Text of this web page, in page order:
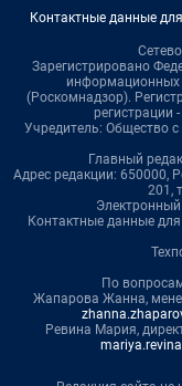
Контактные данные
Зарегистрировано
информационных
(Роскомнадзор).
регистрации
Учредитель: Общество
Главный
Адрес редакции: 650000,
201,
Контактные данные
По
Жапарова Жанна,
Ревина Мария,